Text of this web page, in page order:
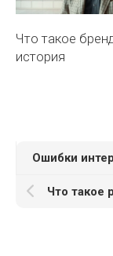
Что такое
история